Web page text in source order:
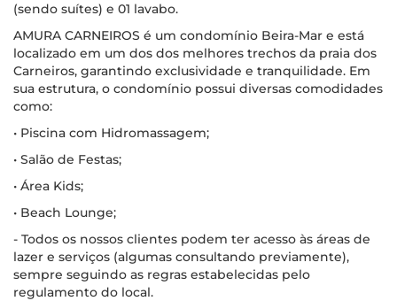
(sendo suítes) e 01 lavabo.
AMURA CARNEIROS é um condomínio Beira-Mar e está
localizado em um dos dos melhores trechos da praia dos
Carneiros, garantindo exclusividade e tranquilidade. Em
sua estrutura, o condomínio possui diversas comodidades
como:
• Piscina com Hidromassagem;
• Salão de Festas;
• Área Kids;
• Beach Lounge;
- Todos os nossos clientes podem ter acesso às áreas de
lazer e serviços (algumas consultando previamente),
sempre seguindo as regras estabelecidas pelo
regulamento do local.